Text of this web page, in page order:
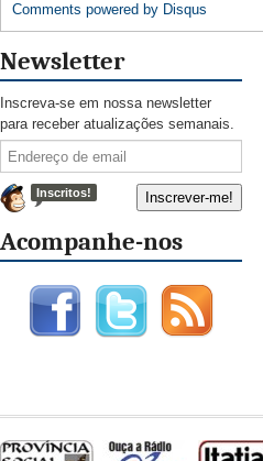
Comments powered by Disqus
Newsletter
Inscreva-se em nossa newsletter
para receber atualizações semanais.
Inscritos!
Acompanhe-nos